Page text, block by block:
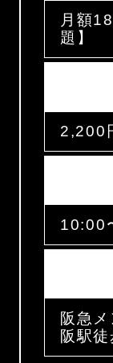
月額
題】
2,200
10:00
阪急
阪駅